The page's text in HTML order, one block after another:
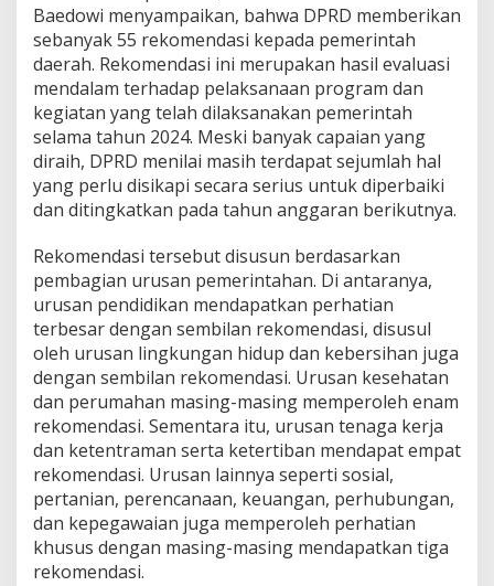
K
P
B
u
p
a
t
T
a
u
n
A
n
g
g
a
r
a
n
2
0
2
4
Baedowi menyampaikan, bahwa DPRD memberikan
sebanyak 55 rekomendasi kepada pemerintah
daerah. Rekomendasi ini merupakan hasil evaluasi
mendalam terhadap pelaksanaan program dan
kegiatan yang telah dilaksanakan pemerintah
selama tahun 2024. Meski banyak capaian yang
diraih, DPRD menilai masih terdapat sejumlah hal
yang perlu disikapi secara serius untuk diperbaiki
dan ditingkatkan pada tahun anggaran berikutnya.
Rekomendasi tersebut disusun berdasarkan
pembagian urusan pemerintahan. Di antaranya,
urusan pendidikan mendapatkan perhatian
terbesar dengan sembilan rekomendasi, disusul
oleh urusan lingkungan hidup dan kebersihan juga
dengan sembilan rekomendasi. Urusan kesehatan
dan perumahan masing-masing memperoleh enam
rekomendasi. Sementara itu, urusan tenaga kerja
dan ketentraman serta ketertiban mendapat empat
rekomendasi. Urusan lainnya seperti sosial,
pertanian, perencanaan, keuangan, perhubungan,
dan kepegawaian juga memperoleh perhatian
khusus dengan masing-masing mendapatkan tiga
rekomendasi.